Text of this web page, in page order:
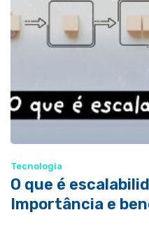
Tecnologia
O que é
Importância e